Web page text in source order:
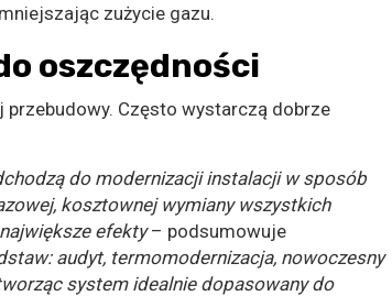
zużycie gazu.
oszczędności
Często wystarczą dobrze
do modernizacji instalacji w sposób
kosztownej wymiany wszystkich
efekty– podsumowuje
audyt, termomodernizacja, nowoczesny
system idealnie dopasowany do